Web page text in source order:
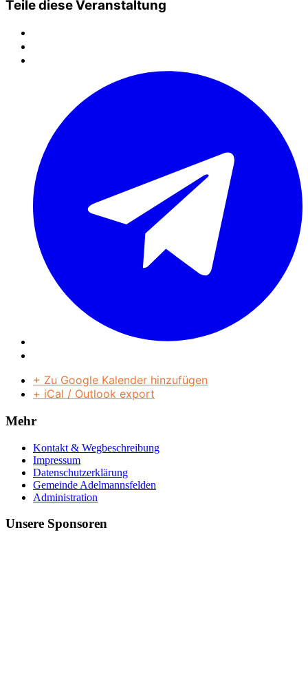
Teile diese Veranstaltung
+ Zu Google Kalender hinzufügen
+ iCal / Outlook export
Mehr
Kontakt & Wegbeschreibung
Impressum
Datenschutzerklärung
Gemeinde Adelmannsfelden
Administration
Unsere Sponsoren